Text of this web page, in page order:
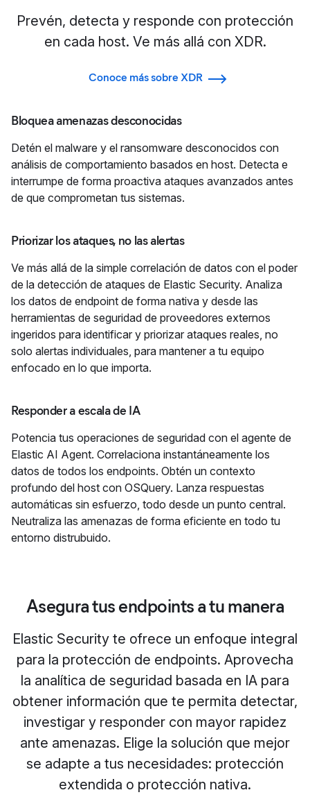
Prevén, detecta y responde con protección
en cada host. Ve más allá con XDR.
Conoce más sobre XDR
Bloquea amenazas desconocidas
Detén el malware y el ransomware desconocidos con
análisis de comportamiento basados en host. Detecta e
interrumpe de forma proactiva ataques avanzados antes
de que comprometan tus sistemas.
Priorizar los ataques, no las alertas
Ve más allá de la simple correlación de datos con el poder
de la detección de ataques de Elastic Security. Analiza
los datos de endpoint de forma nativa y desde las
herramientas de seguridad de proveedores externos
ingeridos para identificar y priorizar ataques reales, no
solo alertas individuales, para mantener a tu equipo
enfocado en lo que importa.
Responder a escala de IA
Potencia tus operaciones de seguridad con el agente de
Elastic AI Agent. Correlaciona instantáneamente los
datos de todos los endpoints. Obtén un contexto
profundo del host con OSQuery. Lanza respuestas
automáticas sin esfuerzo, todo desde un punto central.
Neutraliza las amenazas de forma eficiente en todo tu
entorno distrubuido.
Asegura tus endpoints a tu manera
Elastic Security te ofrece un enfoque integral
para la protección de endpoints. Aprovecha
la analítica de seguridad basada en IA para
obtener información que te permita detectar,
investigar y responder con mayor rapidez
ante amenazas. Elige la solución que mejor
se adapte a tus necesidades: protección
extendida o protección nativa.